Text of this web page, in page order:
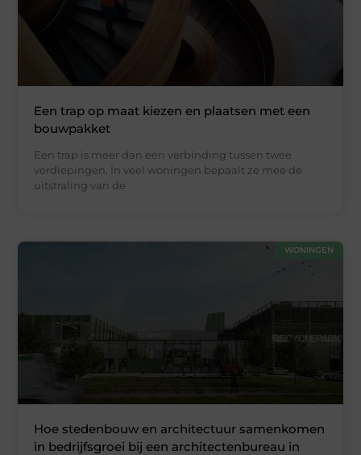
Een trap op maat kiezen en plaatsen met een
bouwpakket
Een trap is meer dan een verbinding tussen twee
verdiepingen. In veel woningen bepaalt ze mee de
uitstraling van de
WONINGEN
Hoe stedenbouw en architectuur samenkomen
in bedrijfsgroei bij een architectenbureau in